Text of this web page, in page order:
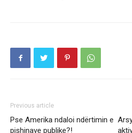
Previous article
Pse Amerika ndaloi ndërtimin e
pishinave publike?!